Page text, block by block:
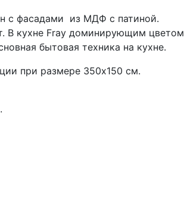
с фасадами из МДФ с патиной.
В кухне Fray доминирующим цветом
бытовая техника на кухне.
при размере 350х150 см.